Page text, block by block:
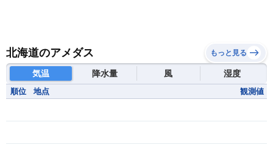
北海道のアメダス もっと見る
気温 降水量 風 湿度
順位 地点 観測値